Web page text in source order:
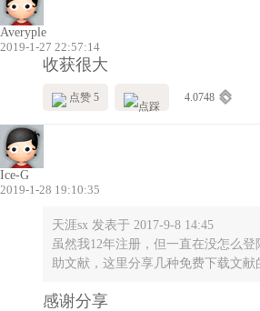
Averyple
2019-1-27 22:57:14
收获很大
点赞 5 4.0748
Ice-G
2019-1-28 19:10:35
天涯sx 发表于 2017-9-8 14:45
虽然我12年注册，但一直在没怎么
助文献，这里分享几种免费下载文献
感谢分享